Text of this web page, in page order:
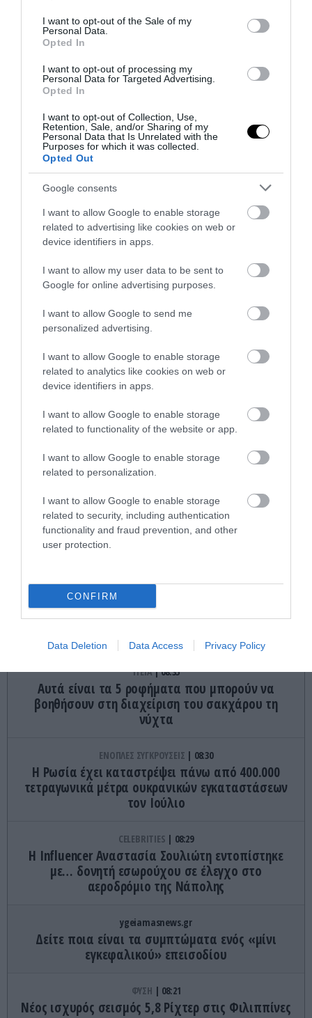
consent section.
I want to opt-out of the Sale of my
Personal Data.
Opted In
I want to opt-out of processing my
Personal Data for Targeted Advertising.
Opted In
I want to opt-out of Collection, Use,
Retention, Sale, and/or Sharing of my
Personal Data that Is Unrelated with the
Purposes for which it was collected.
Opted Out
Google consents
I want to allow Google to enable storage
related to advertising like cookies on web or
device identifiers in apps.
I want to allow my user data to be sent to
Google for online advertising purposes.
I want to allow Google to send me
personalized advertising.
I want to allow Google to enable storage
related to analytics like cookies on web or
device identifiers in apps.
I want to allow Google to enable storage
related to functionality of the website or app.
I want to allow Google to enable storage
related to personalization.
I want to allow Google to enable storage
related to security, including authentication
functionality and fraud prevention, and other
user protection.
CONFIRM
Data Deletion Data Access Privacy Policy
ΔΙΑΔΩΣΤΕ ΤΟ ΑΡΘΡΟ
ΙΣΤΟΡΙΑ 08:49
Οι πόλεμοι που ξεκίνησαν από μια παρεξήγηση:
Όταν ένα λάθος άλλαξε την ιστορία
ΔΙΕΘΝΗΣ ΑΣΦΑΛΕΙΑ 08:47
Μειωμένη η διέλευση πλοίων στα Στενά του
Ορμούζ: Μόλις 33 διέσχισαν το θαλάσσιο
πέρασμα μέσα σε 4 ημέρες
ΚΟΣΜΟΣ 08:39
Περού: Η στιγμή που μαέστρος επιτίθεται
σεξουαλικά σε 26χρονη τραγουδίστρια – Έντονες
αντιδράσεις (βίντεο)
ΥΓΕΙΑ 08:35
Αυτά είναι τα 5 ροφήματα που μπορούν να
βοηθήσουν στη διαχείριση του σακχάρου τη
νύχτα
ΕΝΟΠΛΕΣ ΣΥΓΚΡΟΥΣΕΙΣ 08:30
Η Ρωσία έχει καταστρέψει πάνω από 400.000
τετραγωνικά μέτρα ουκρανικών εγκαταστάσεων
τον Ιούλιο
CELEBRITIES 08:29
Η Ιnfluencer Αναστασία Σουλιώτη εντοπίστηκε
με… δονητή εσωρούχου σε έλεγχο στο
αεροδρόμιο της Νάπολης
ygeiamasnews.gr
Δείτε ποια είναι τα συμπτώματα ενός «μίνι
εγκεφαλικού» επεισοδίου
ΦΥΣΗ 08:21
Νέος ισχυρός σεισμός 5,8 Ρίχτερ στις Φιλιππίνες